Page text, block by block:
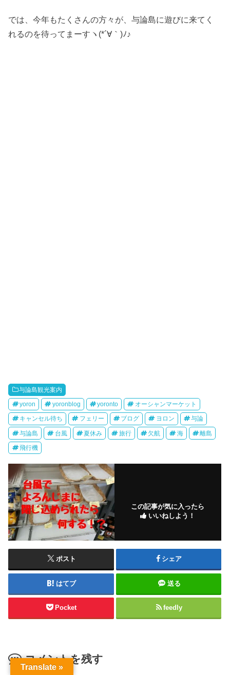
では、今年もたくさんの方々が、与論島に遊びに来てく
れるのを待ってまーすヽ(*´∀｀)ﾉ♪
与論島観光案内
yoron yoronblog yoronto オーシャンマーケット
キャンセル待ち フェリー ブログ ヨロン 与論
与論島 台風 夏休み 旅行 欠航 海 離島
飛行機
この記事が気に入ったら
いいねしよう！
ポスト シェア
はてブ 送る
Pocket feedly
コメントを残す
Translate »